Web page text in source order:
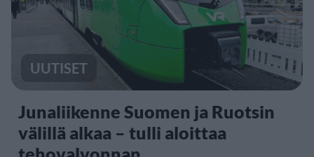
UUTISET
Junaliikenne Suomen ja Ruotsin
välillä alkaa – tulli aloittaa